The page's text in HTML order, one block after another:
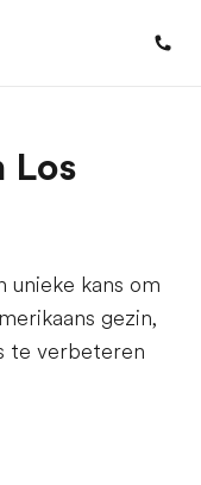
Los
unieke kans om
gezin,
te verbeteren